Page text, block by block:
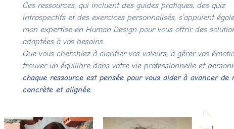
Ces ressources, qui incluent des guides pratiques, des quiz
introspectifs et des exercices personnalisés, s’appuient
mon expertise en Human Design pour vous offrir des
adaptées à vos besoins.
Que vous cherchiez à clarifier vos valeurs, à gérer vos
trouver un équilibre dans votre vie professionnelle et
chaque ressource est pensée pour vous aider à avancer de
concrète et alignée.